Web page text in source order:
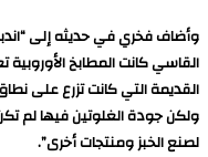
وأضاف فخري في حديثه إلى
القاسي كانت المطابخ
القديمة التي كانت تزرع على
ولكن جودة الغلوتين فيها لم
لصنع الخبز ومنتجات أخرى”.